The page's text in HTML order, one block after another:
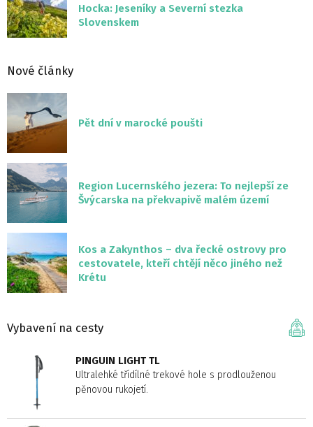
Hocka: Jeseníky a Severní stezka
Slovenskem
Nové články
Pět dní v marocké poušti
Region Lucernského jezera: To nejlepší ze
Švýcarska na překvapivě malém území
Kos a Zakynthos – dva řecké ostrovy pro
cestovatele, kteří chtějí něco jiného než
Krétu
Vybavení na cesty
PINGUIN LIGHT TL
Ultralehké třídílné trekové hole s prodlouženou
pěnovou rukojetí.